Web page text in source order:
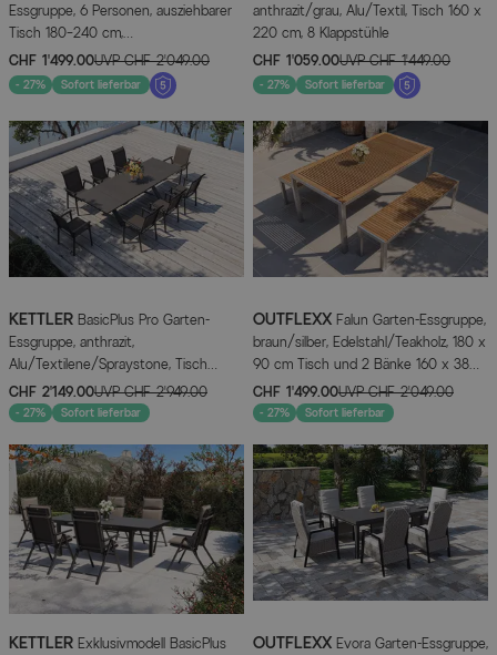
Essgruppe, 6 Personen, ausziehbarer
Tisch 180–240 cm,
Aluminium/Textilene
CHF 1’499.00UVPCHF 2’049.00
- 27% Sofort lieferbar
anthrazit/grau, Alu/Textil, Tisch 160 x
220 cm, 8 Klappstühle
CHF 1’059.00UVPCHF 1’449.00
- 27% Sofort lieferbar
KETTLER BasicPlus Pro Garten-
Essgruppe, anthrazit,
Alu/Textilene/Spraystone, Tisch
180/280 x 100 cm, 8 Stapelsessel
CHF 2’149.00UVPCHF 2’949.00
- 27% Sofort lieferbar
OUTFLEXX Falun Garten-Essgruppe,
braun/silber, Edelstahl/Teakholz, 180 x
90 cm Tisch und 2 Bänke 160 x 38
cm
CHF 1’499.00UVPCHF 2’049.00
- 27% Sofort lieferbar
KETTLER Exklusivmodell BasicPlus
OUTFLEXX Evora Garten-Essgruppe,